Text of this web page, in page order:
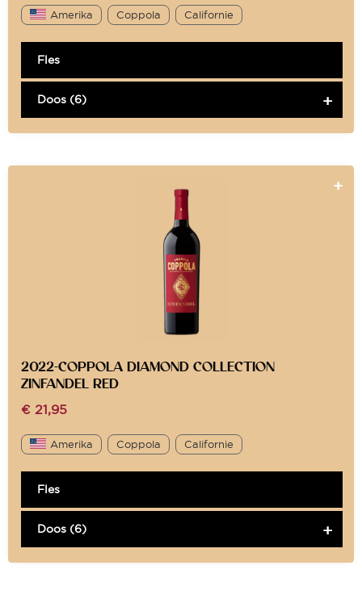
Amerika Coppola Californie
Fles
Doos (6)
2022-COPPOLA DIAMOND COLLECTION
ZINFANDEL RED
€ 21,95
Amerika Coppola Californie
Fles
Doos (6)